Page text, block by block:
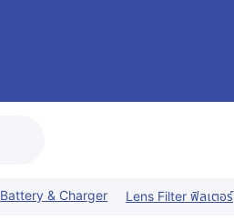
Battery & Charger Lens Filter ฟิลเตอร์